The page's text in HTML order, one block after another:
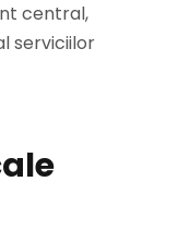
central,
serviciilor